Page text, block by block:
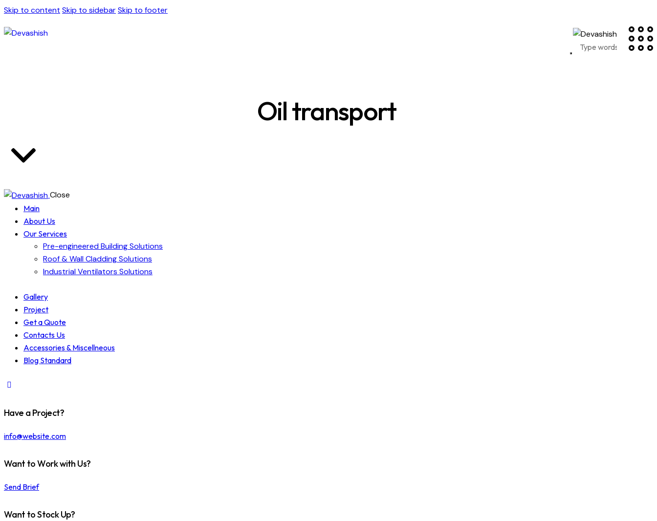
Skip to content Skip to sidebarSkip to footer
Oil transport
Close
Main
About Us
Our Services
Pre-engineered Building Solutions
Roof & Wall Cladding Solutions
Industrial Ventilators Solutions
Gallery
Project
Get a Quote
Contacts Us
Accessories & Miscellneous
Blog Standard
Have a Project?
info@website.com
Want to Work with Us?
Send Brief
Want to Stock Up?